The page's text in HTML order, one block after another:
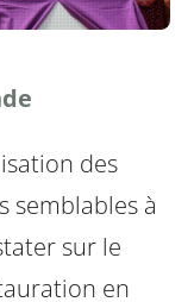
des
semblables à
sur le
en